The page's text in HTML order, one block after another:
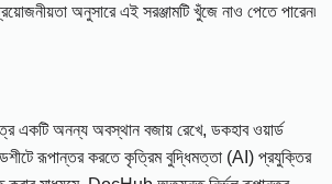
অনুসারে এই সরঞ্জামটি খুঁজে নাও পেতে পারেন৷
একটি অনন্য অবস্থান বজায় রেখে, ডকহাব ওয়ার্ড
রূপান্তর করতে কৃত্রিম বুদ্ধিমত্তা (AI) প্রযুক্তির